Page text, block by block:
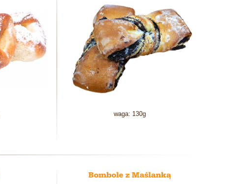
waga: 130g